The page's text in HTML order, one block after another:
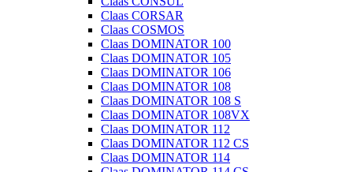
Claas CORSAR
Claas COSMOS
Claas DOMINATOR 100
Claas DOMINATOR 105
Claas DOMINATOR 106
Claas DOMINATOR 108
Claas DOMINATOR 108 S
Claas DOMINATOR 108VX
Claas DOMINATOR 112
Claas DOMINATOR 112 CS
Claas DOMINATOR 114